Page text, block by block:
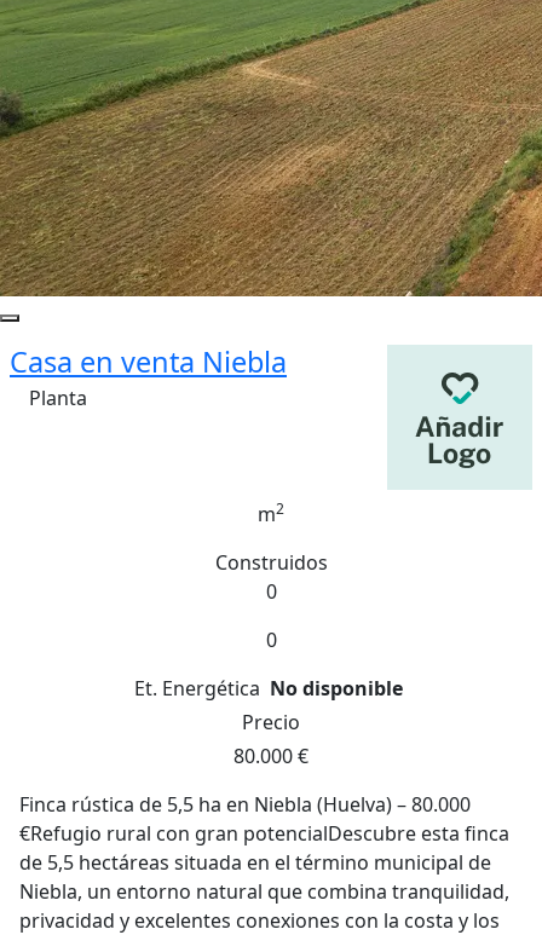
Casa en venta Niebla
Planta
m2
Construidos
0
0
Et. Energética No disponible
Precio
80.000 €
Finca rústica de 5,5 ha en Niebla (Huelva) – 80.000
€Refugio rural con gran potencialDescubre esta finca
de 5,5 hectáreas situada en el término municipal de
Niebla, un entorno natural que combina tranquilidad,
privacidad y excelentes conexiones con la costa y los